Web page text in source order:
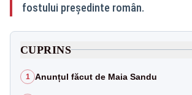
fostului președinte român.
CUPRINS
1 Anunțul făcut de Maia Sandu